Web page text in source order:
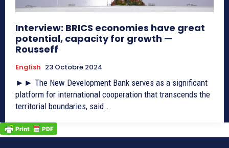
Interview: BRICS economies have great
potential, capacity for growth —
Rousseff
English 23 Octobre 2024
►► The New Development Bank serves as a significant
platform for international cooperation that transcends the
territorial boundaries, said...